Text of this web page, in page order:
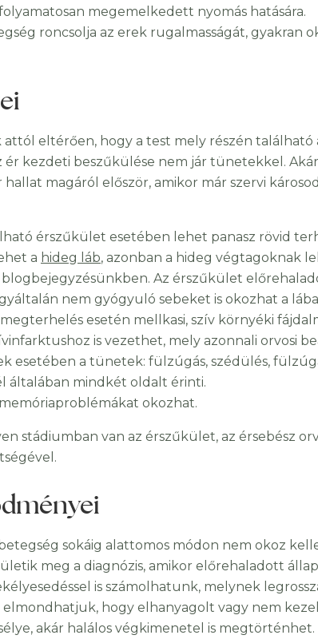
megemelkedett nyomás hatására.
roncsolja az erek rugalmasságát, gyakran
eltérően, hogy a test mely részén található
kezdeti beszűkülése nem jár tünetekkel.
magáról először, amikor már szervi
érszűkület esetében lehet panasz rövid
a hideg láb, azonban a hideg végtagoknak
Az érszűkület
nem gyógyuló sebeket is okozhat a
esetén mellkasi, szív környéki
is vezethet, mely azonnali orvosi
esetében a tünetek: fülzúgás, szédülés,
általában mindkét oldalt érinti.
okozhat.
stádiumban van az érszűkület, az érsebész
sokáig alattomos módon nem okoz
meg a diagnózis, amikor előrehaladott
is számolhatunk, melynek
elmondhatjuk, hogy elhanyagolt vagy nem
akár halálos végkimenetel is megtörténhet.